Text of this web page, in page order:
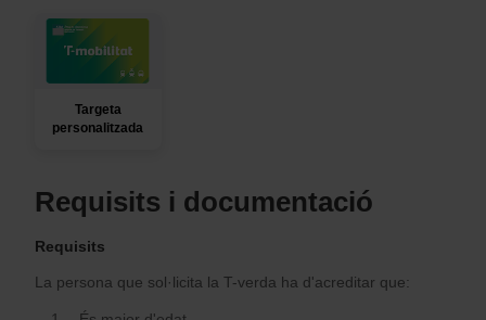
Targeta
personalitzada
Requisits i documentació
Requisits
La persona que sol·licita la T-verda ha d'acreditar que: